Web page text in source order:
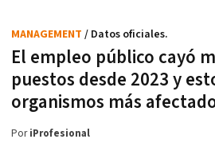
El empleo público cayó
puestos desde 2023 y
organismos más
MANAGEMENT / Datos oficiales.
PoriProfesional